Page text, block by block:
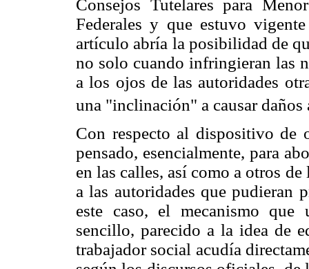
Consejos Tutelares para
Federales y que estuvo
artículo abría la posibilidad de
no solo cuando infringieran las
a los ojos de las autoridades
una "inclinación" a causar
Con respecto al dispositivo de
pensado, esencialmente, para
en las calles, así como a otros
a las autoridades que pudieran
este caso, el mecanismo que
sencillo, parecido a la idea de
trabajador social acudía